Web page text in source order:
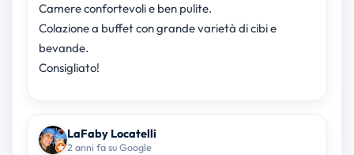
Camere confortevoli e ben pulite.
Colazione a buffet con grande varietà di cibi e
bevande.
Consigliato!
LaFaby Locatelli
2 anni fa su Google